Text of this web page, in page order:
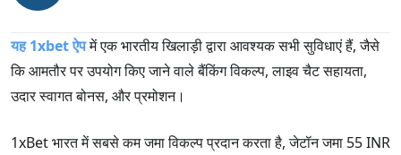
यह 1xbet ऐपमें एक भारतीय खिलाड़ी द्वारा आवश्यक सभी सुविधाएं हैं, जैसे
कि आमतौर पर उपयोग किए जाने वाले बैंकिंग विकल्प, लाइव चैट सहायता,
उदार स्वागत बोनस, और प्रमोशन।
1xBet भारत में सबसे कम जमा विकल्प प्रदान करता है, जेटॉन जमा 55 INR